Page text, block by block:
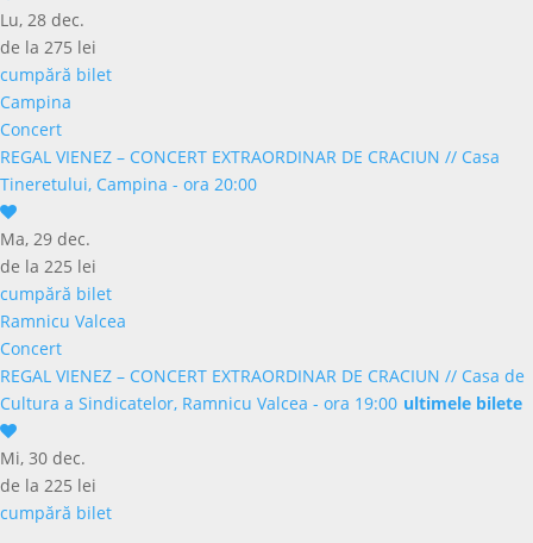
Lu, 28 dec.
de la 275 lei
cumpără bilet
Campina
Concert
REGAL VIENEZ – CONCERT EXTRAORDINAR DE CRACIUN // Casa
Tineretului, Campina - ora 20:00
Ma, 29 dec.
de la 225 lei
cumpără bilet
Ramnicu Valcea
Concert
REGAL VIENEZ – CONCERT EXTRAORDINAR DE CRACIUN // Casa de
Cultura a Sindicatelor, Ramnicu Valcea - ora 19:00 ultimele bilete
Mi, 30 dec.
de la 225 lei
cumpără bilet